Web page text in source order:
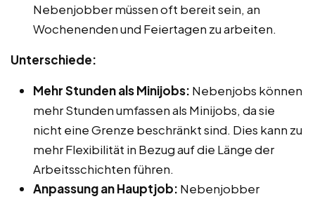
Nebenjobber müssen oft bereit sein, an
Wochenenden und Feiertagen zu arbeiten.
Unterschiede:
Mehr Stunden als Minijobs: Nebenjobs können
mehr Stunden umfassen als Minijobs, da sie
nicht eine Grenze beschränkt sind. Dies kann zu
mehr Flexibilität in Bezug auf die Länge der
Arbeitsschichten führen.
Anpassung an Hauptjob: Nebenjobber